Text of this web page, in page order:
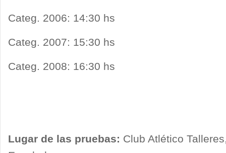
Categ. 2006: 14:30 hs
Categ. 2007: 15:30 hs
Categ. 2008: 16:30 hs
Lugar de las pruebas: Club Atlético